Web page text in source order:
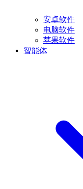
安卓软件
电脑软件
苹果软件
智能体